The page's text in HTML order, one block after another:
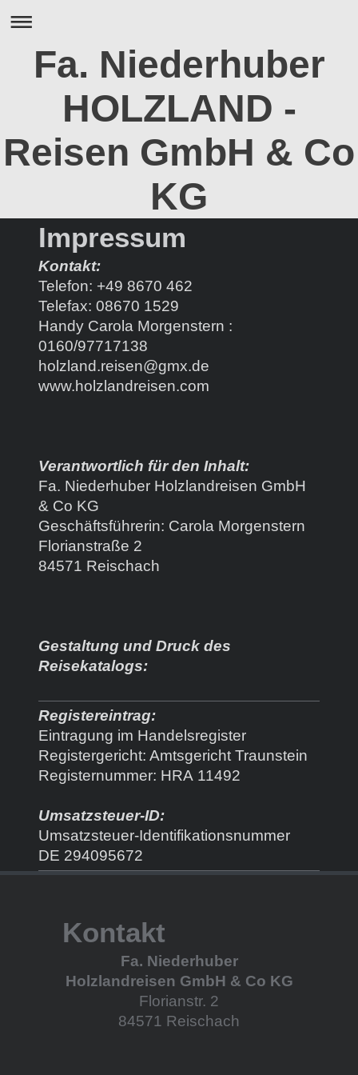
Fa. Niederhuber
HOLZLAND -
Reisen GmbH & Co
KG
Impressum
Kontakt:
Telefon: +49 8670 462
Telefax: 08670 1529
Handy Carola Morgenstern :
0160/97717138
holzland.reisen@gmx.de
www.holzlandreisen.com
Verantwortlich für den Inhalt:
Fa. Niederhuber Holzlandreisen GmbH
& Co KG
Geschäftsführerin: Carola Morgenstern
Florianstraße 2
84571 Reischach
Gestaltung und Druck des
Reisekatalogs:
Registereintrag:
Eintragung im Handelsregister
Registergericht: Amtsgericht Traunstein
Registernummer: HRA 11492
Umsatzsteuer-ID:
Umsatzsteuer-Identifikationsnummer
DE 294095672
Kontakt
Fa. Niederhuber
Holzlandreisen GmbH & Co KG
Florianstr. 2
84571 Reischach